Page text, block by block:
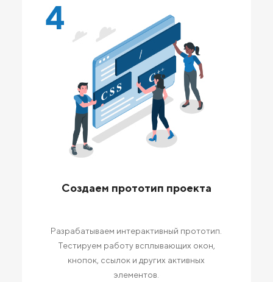
4
Создаем прототип проекта
Разрабатываем интерактивный прототип.
Тестируем работу всплывающих окон,
кнопок, ссылок и других активных
элементов.